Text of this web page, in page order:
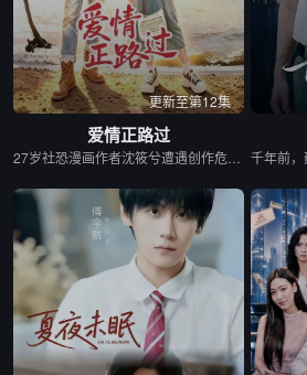
更新至第12集
爱情正路过
27岁社恐漫画作者沈筱兮遭遇创作危机与健康难题，身心陷入低谷，独自前往昆明开启告别之旅。途中她遇见热忱善良的彝族巴士司机木萨，春城美景、浓郁民族风情与木萨长久的陪伴，慢慢抚平她内心阴霾，唤醒创作灵感。她以二人相遇为蓝本创作漫画《爱情正路过》，在现实与笔下故事交织间完成自我救赎。剧集融合彝绣、扎染等云南非遗，聚焦心理困境、职业焦虑等现实话题，跳出俗套甜宠叙事，传递自愈重生的力量，入选“跟着微短剧去旅行”推荐剧目。